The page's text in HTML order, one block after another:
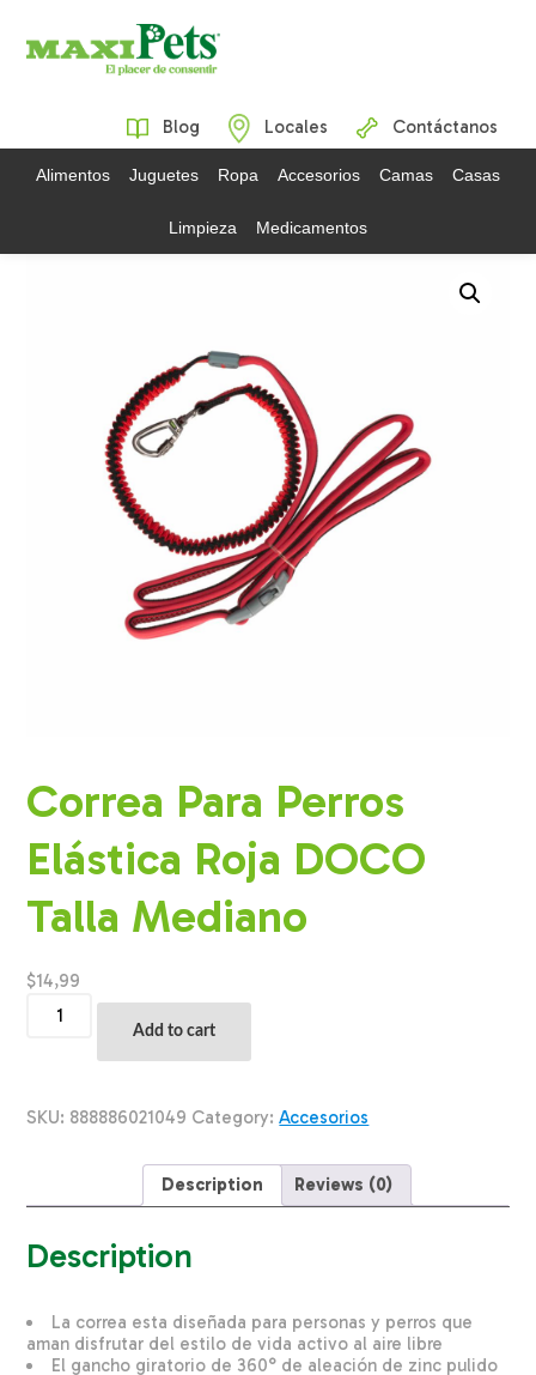
Blog Locales Contáctanos
Alimentos Juguetes Ropa Accesorios Camas Casas
Limpieza Medicamentos
Correa Para Perros
Elástica Roja DOCO
Talla Mediano
$14,99
Para
DOCO
Add to cart
SKU: 888886021049 Category:Accesorios
Description Reviews (0)
Description
La correa esta diseñada para personas y perros que
aman disfrutar del estilo de vida activo al aire libre
El gancho giratorio de 360° de aleación de zinc pulido